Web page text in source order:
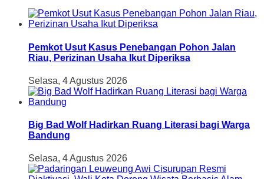
Pemkot Usut Kasus Penebangan Pohon Jalan
Riau, Perizinan Usaha Ikut Diperiksa
Selasa, 4 Agustus 2026
Big Bad Wolf Hadirkan Ruang Literasi bagi Warga
Bandung
Selasa, 4 Agustus 2026